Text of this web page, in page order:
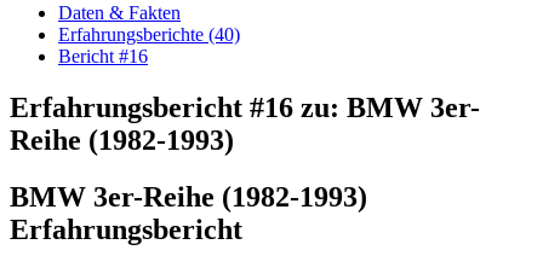
Daten & Fakten
Erfahrungsberichte (40)
Bericht #16
Erfahrungsbericht #16 zu: BMW 3er-
Reihe (1982-1993)
BMW 3er-Reihe (1982-1993)
Erfahrungsbericht